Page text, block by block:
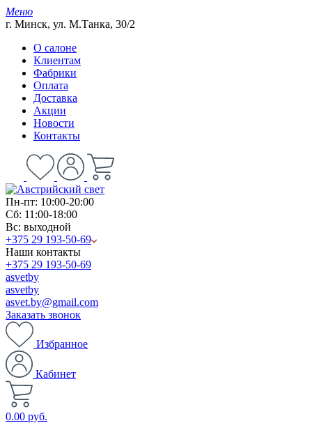
Меню
г. Минск, ул. М.Танка, 30/2
О салоне
Клиентам
Фабрики
Оплата
Доставка
Акции
Новости
Контакты
Пн-пт: 10:00-20:00
Сб: 11:00-18:00
Вс: выходной
+375 29 193-50-69
Наши контакты
+375 29 193-50-69
asvetby
asvetby
asvet.by@gmail.com
Заказать звонок
Избранное
Кабинет
0.00 руб.